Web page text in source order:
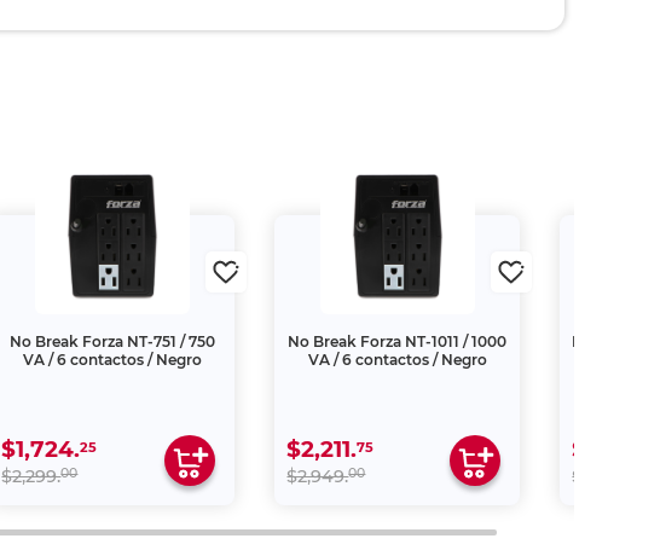
No Break Forza NT-751 / 750
VA / 6 contactos / Negro
$1,724.25
$2,299.00
No Break Forza NT-1011 / 1000
VA / 6 contactos / Negro
$2,211.75
$2,949.00
No Break
$6,544.
$7,699.